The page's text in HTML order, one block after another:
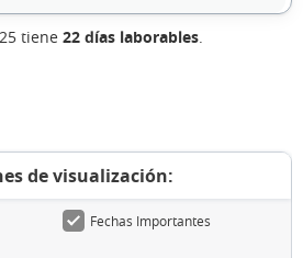
tiene 22 días laborables.
de visualización:
Fechas Importantes